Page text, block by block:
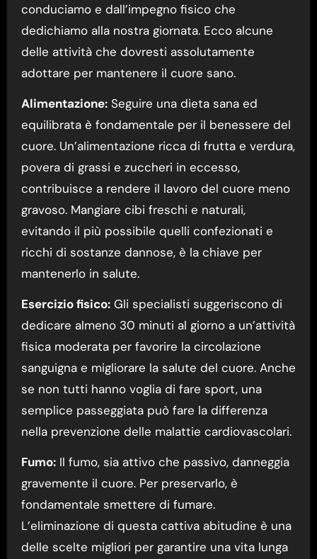
conduciamo e dall’impegno fisico che
dedichiamo alla nostra giornata. Ecco alcune
delle attività che dovresti assolutamente
adottare per mantenere il cuore sano.
Alimentazione:Seguire una dieta sana ed
equilibrata è fondamentale per il benessere del
cuore. Un’alimentazione ricca di frutta e verdura,
povera di grassi e zuccheri in eccesso,
contribuisce a rendere il lavoro del cuore meno
gravoso. Mangiare cibi freschi e naturali,
evitando il più possibile quelli confezionati e
ricchi di sostanze dannose, è la chiave per
mantenerlo in salute.
Esercizio fisico:Gli specialisti suggeriscono di
dedicare almeno 30 minuti al giorno a un’attività
fisica moderata per favorire la circolazione
sanguigna e migliorare la salute del cuore. Anche
se non tutti hanno voglia di fare sport, una
semplice passeggiata può fare la differenza
nella prevenzione delle malattie cardiovascolari.
Fumo:Il fumo, sia attivo che passivo, danneggia
gravemente il cuore. Per preservarlo, è
fondamentale smettere di fumare.
L’eliminazione di questa cattiva abitudine è una
delle scelte migliori per garantire una vita lunga